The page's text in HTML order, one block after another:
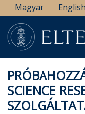
Ugrás
a
tartalomra
Magyar English
SCIENCE